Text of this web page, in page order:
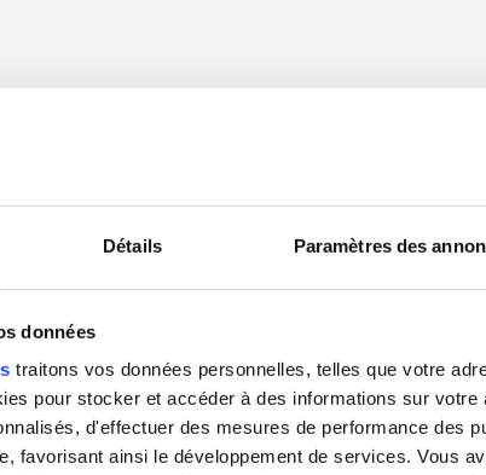
Détails Paramètres des
données
traitons vos données personnelles, telles que votre
pour stocker et accéder à des informations sur votre
d'effectuer des mesures de performance des
favorisant ainsi le développement de services. Vous
DITES VOS BESOINS
la conception de solutions d'éclairage
designer ou un manager, contactez-nous